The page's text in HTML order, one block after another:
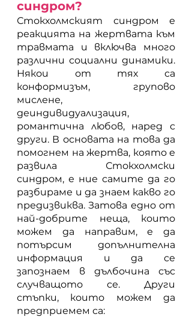
синдром?
Стокхолмският синдром е
реакцията на жертвата към
травмата и включва много
различни социални динамики.
Някои от тях са
конформизъм, групово
мислене,
деиндивидуализация,
романтична любов, наред с
други. В основата на това да
помогнем на жертва, която е
развила Стокхолмски
синдром, е ние самите да го
разбираме и да знаем какво го
предизвиква. Затова едно от
най-добрите неща, които
можем да направим, е да
потърсим допълнителна
информация и да се
запознаем в дълбочина със
случващото се. Други
стъпки, които можем да
предприемем са: